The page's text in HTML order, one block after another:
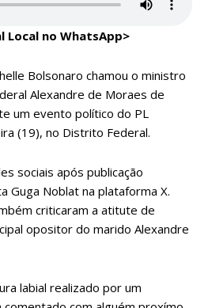
Local no WhatsApp>
Bolsonaro chamou o ministro
Alexandre de Moraes de
um evento político do PL
(19), no Distrito Federal.
sociais após publicação
Guga Noblat na plataforma X.
criticaram a atitute de
opositor do marido Alexandre
labial realizado por um